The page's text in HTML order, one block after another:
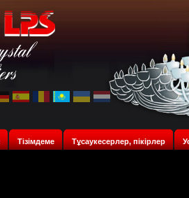
Тізімдеме Тұсаукесерлер, пікірлер